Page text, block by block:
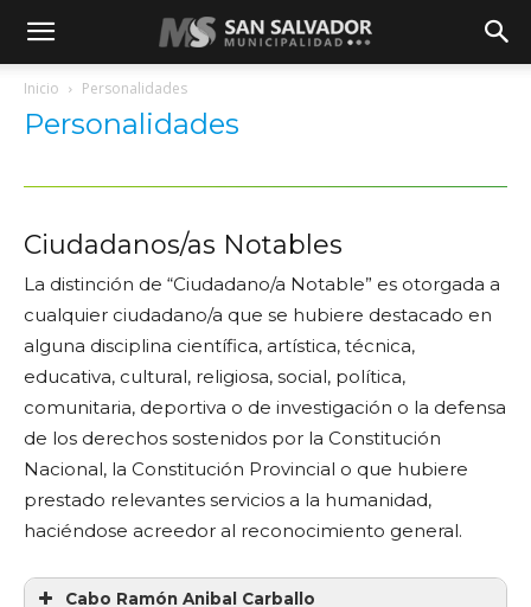
Inicio Personalidades
Personalidades
Ciudadanos/as Notables
La distinción de “Ciudadano/a Notable” es otorgada a
cualquier ciudadano/a que se hubiere destacado en
alguna disciplina científica, artística, técnica,
educativa, cultural, religiosa, social, política,
comunitaria, deportiva o de investigación o la defensa
de los derechos sostenidos por la Constitución
Nacional, la Constitución Provincial o que hubiere
prestado relevantes servicios a la humanidad,
haciéndose acreedor al reconocimiento general.
Cabo Ramón Anibal Carballo